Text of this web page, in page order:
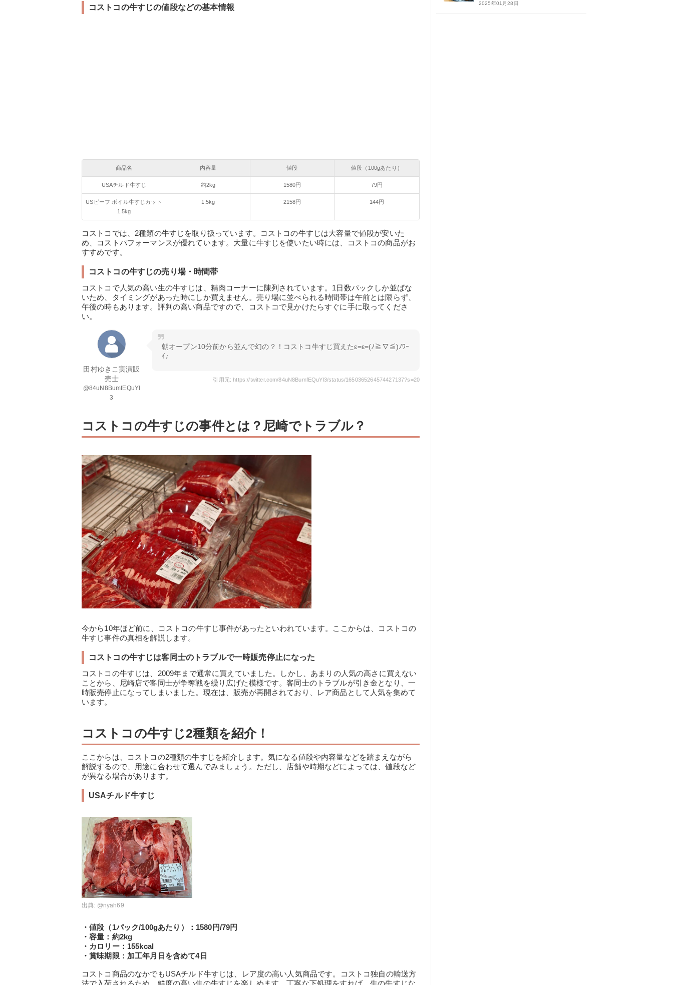
コストコの牛すじの値段などの基本情報
商品名 内容量 値段 値段（100gあたり）
USAチルド牛すじ 約2kg 1580円 79円
USビーフ ボイル牛すじカット
1.5kg
1.5kg 2158円 144円
コストコでは、2種類の牛すじを取り扱っています。コストコの牛すじは大容量で値段が安いた
め、コストパフォーマンスが優れています。大量に牛すじを使いたい時には、コストコの商品がお
すすめです。
コストコの牛すじの売り場・時間帯
コストコで人気の高い生の牛すじは、精肉コーナーに陳列されています。1日数パックしか並ばな
いため、タイミングがあった時にしか買えません。売り場に並べられる時間帯は午前とは限らず、
午後の時もあります。評判の高い商品ですので、コストコで見かけたらすぐに手に取ってくださ
い。
田村ゆきこ実演販
売士
@84uN8BumfEQuYl
3
朝オープン10分前から並んで幻の？！コストコ牛すじ買えたε=ε=(ﾉ≧∇≦)ﾉﾜｰ
ｲ♪
引用元: https://twitter.com/84uN8BumfEQuYl3/status/1650365264574427137?s=20
コストコの牛すじの事件とは？尼崎でトラブル？
今から10年ほど前に、コストコの牛すじ事件があったといわれています。ここからは、コストコの
牛すじ事件の真相を解説します。
コストコの牛すじは客同士のトラブルで一時販売停止になった
コストコの牛すじは、2009年まで通常に買えていました。しかし、あまりの人気の高さに買えない
ことから、尼崎店で客同士が争奪戦を繰り広げた模様です。客同士のトラブルが引き金となり、一
時販売停止になってしまいました。現在は、販売が再開されており、レア商品として人気を集めて
います。
コストコの牛すじ2種類を紹介！
ここからは、コストコの2種類の牛すじを紹介します。気になる値段や内容量などを踏まえながら
解説するので、用途に合わせて選んでみましょう。ただし、店舗や時期などによっては、値段など
が異なる場合があります。
USAチルド牛すじ
出典: @nyah69
・値段（1パック/100gあたり）：1580円/79円
・容量：約2kg
・カロリー：155kcal
・賞味期限：加工年月日を含めて4日
コストコ商品のなかでもUSAチルド牛すじは、レア度の高い人気商品です。コストコ独自の輸送方
法で入荷されるため、鮮度の高い生の牛すじを楽しめます。丁寧な下処理をすれば、生の牛すじな
2025年01月28日